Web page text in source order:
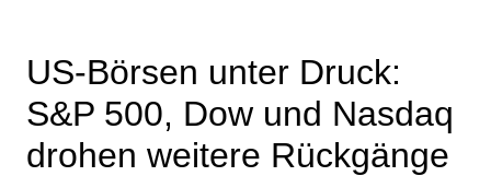
US-Börsen unter Druck:
S&P 500, Dow und Nasdaq
drohen weitere Rückgänge